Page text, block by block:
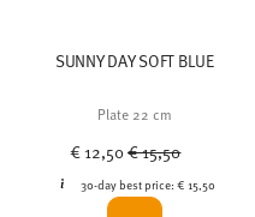
SUNNY DAY SOFT BLUE
Plate 22 cm
€ 12,50Price reduced from
€ 15,50
30-day best price: € 15,50